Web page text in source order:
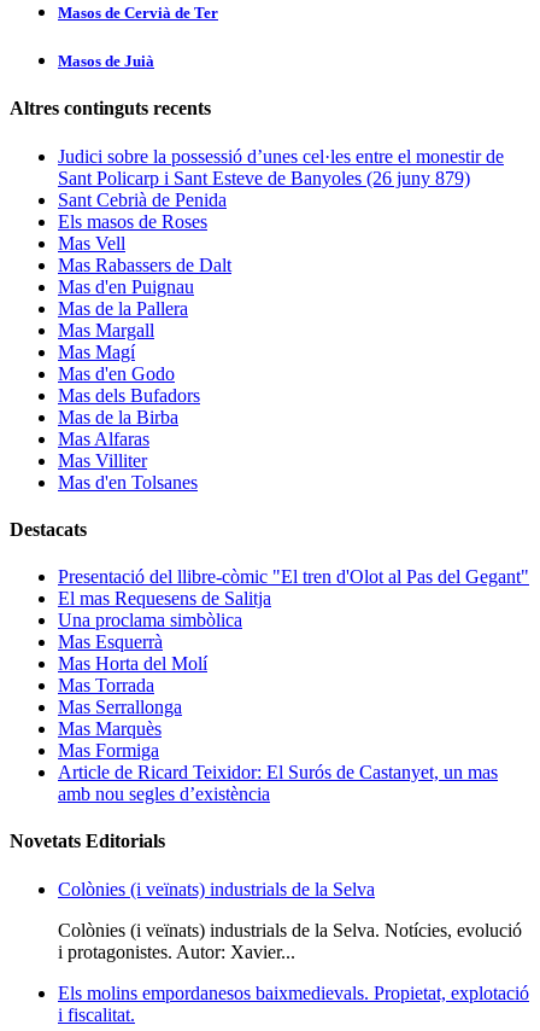
Masos de Cervià de Ter
Masos de Juià
Altres continguts recents
Judici sobre la possessió d’unes cel·les entre el monestir de
Sant Policarp i Sant Esteve de Banyoles (26 juny 879)
Sant Cebrià de Penida
Els masos de Roses
Mas Vell
Mas Rabassers de Dalt
Mas d'en Puignau
Mas de la Pallera
Mas Margall
Mas Magí
Mas d'en Godo
Mas dels Bufadors
Mas de la Birba
Mas Alfaras
Mas Villiter
Mas d'en Tolsanes
Destacats
Presentació del llibre-còmic "El tren d'Olot al Pas del Gegant"
El mas Requesens de Salitja
Una proclama simbòlica
Mas Esquerrà
Mas Horta del Molí
Mas Torrada
Mas Serrallonga
Mas Marquès
Mas Formiga
Article de Ricard Teixidor: El Surós de Castanyet, un mas
amb nou segles d’existència
Novetats Editorials
Colònies (i veïnats) industrials de la Selva
Colònies (i veïnats) industrials de la Selva. Notícies, evolució
i protagonistes. Autor: Xavier...
Els molins empordanesos baixmedievals. Propietat, explotació
i fiscalitat.